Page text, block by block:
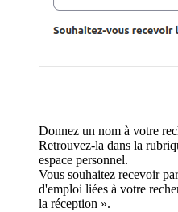
Donnez un nom à votre
Retrouvez-la dans la
espace personnel.
Vous souhaitez recevoir
d'emploi liées à votre
la réception ».